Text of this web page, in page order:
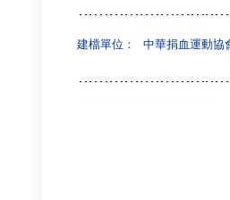
建檔單位： 中華捐血運動協